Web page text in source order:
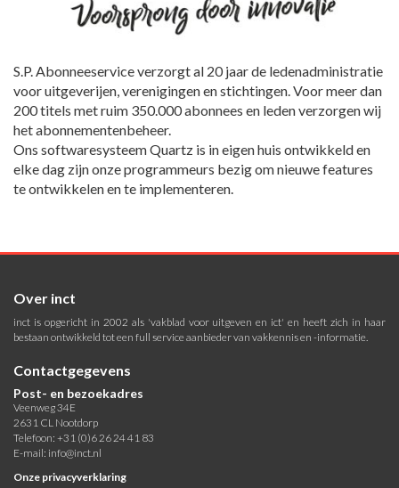
S.P. Abonneeservice verzorgt al 20 jaar de ledenadministratie
voor uitgeverijen, verenigingen en stichtingen. Voor meer dan
200 titels met ruim 350.000 abonnees en leden verzorgen wij
het abonnementenbeheer.
Ons softwaresysteem Quartz is in eigen huis ontwikkeld en
elke dag zijn onze programmeurs bezig om nieuwe features
te ontwikkelen en te implementeren.
Over inct
inct is opgericht in 2002 als 'vakblad voor uitgeven en ict' en heeft zich in haar
bestaan ontwikkeld tot een full service aanbieder van vakkennis en -informatie.
Contactgegevens
Post- en bezoekadres
Veenweg 34E
2631 CL Nootdorp
Telefoon: +31 (0)6 26 24 41 83
E-mail: info@inct.nl
Onze privacyverklaring